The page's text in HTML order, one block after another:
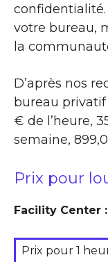
confidentialité.
votre bureau,
la
D’après nos
bureau privatif
€ de l’heure,
semaine,
Prix pour
Facility Center
Prix pour 1